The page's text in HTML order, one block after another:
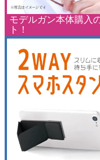
モデルガン本体購入
ト！